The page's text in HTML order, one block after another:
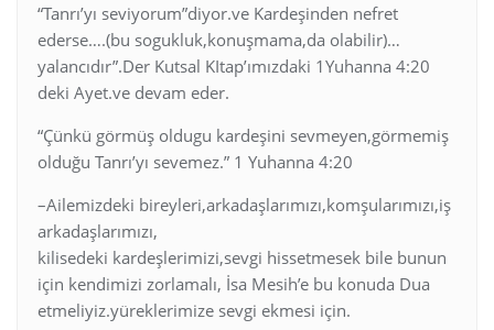
“Tanrı’yı seviyorum”diyor.ve Kardeşinden nefret
ederse….(bu sogukluk,konuşmama,da olabilir)…
yalancıdır”.Der Kutsal KItap’ımızdaki 1Yuhanna 4:20
deki Ayet.ve devam eder.
“Çünkü görmüş oldugu kardeşini sevmeyen,görmemiş
olduğu Tanrı’yı sevemez.” 1 Yuhanna 4:20
–Ailemizdeki bireyleri,arkadaşlarımızı,komşularımızı,iş
arkadaşlarımızı,
kilisedeki kardeşlerimizi,sevgi hissetmesek bile bunun
için kendimizi zorlamalı, İsa Mesih’e bu konuda Dua
etmeliyiz.yüreklerimize sevgi ekmesi için.